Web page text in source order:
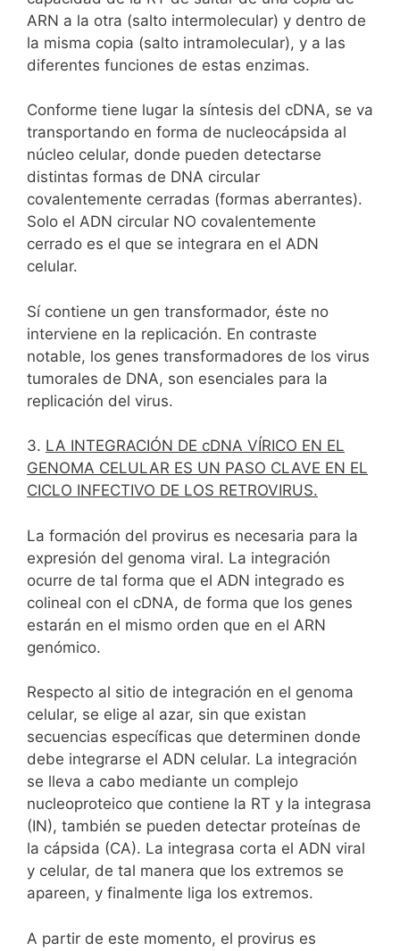
ARN a la otra (salto intermolecular) y dentro de
la misma copia (salto intramolecular), y a las
diferentes funciones de estas enzimas.
Conforme tiene lugar la síntesis del cDNA, se va
transportando en forma de nucleocápsida al
núcleo celular, donde pueden detectarse
distintas formas de DNA circular
covalentemente cerradas (formas aberrantes).
Solo el ADN circular NO covalentemente
cerrado es el que se integrara en el ADN
celular.
Sí contiene un gen transformador, éste no
interviene en la replicación. En contraste
notable, los genes transformadores de los virus
tumorales de DNA, son esenciales para la
replicación del virus.
3. LA INTEGRACIÓN DE cDNA VÍRICO EN EL
GENOMA CELULAR ES UN PASO CLAVE EN EL
CICLO INFECTIVO DE LOS RETROVIRUS.
La formación del provirus es necesaria para la
expresión del genoma viral. La integración
ocurre de tal forma que el ADN integrado es
colineal con el cDNA, de forma que los genes
estarán en el mismo orden que en el ARN
genómico.
Respecto al sitio de integración en el genoma
celular, se elige al azar, sin que existan
secuencias específicas que determinen donde
debe integrarse el ADN celular. La integración
se lleva a cabo mediante un complejo
nucleoproteico que contiene la RT y la integrasa
(IN), también se pueden detectar proteínas de
la cápsida (CA). La integrasa corta el ADN viral
y celular, de tal manera que los extremos se
apareen, y finalmente liga los extremos.
A partir de este momento, el provirus es